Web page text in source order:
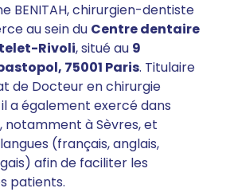
BENITAH, chirurgien-dentiste
au sein du Centre dentaire
Rivoli, situé au 9
75001 Paris. Titulaire
de Docteur en chirurgie
a également exercé dans
notamment à Sèvres, et
(français, anglais,
afin de faciliter les
patients.